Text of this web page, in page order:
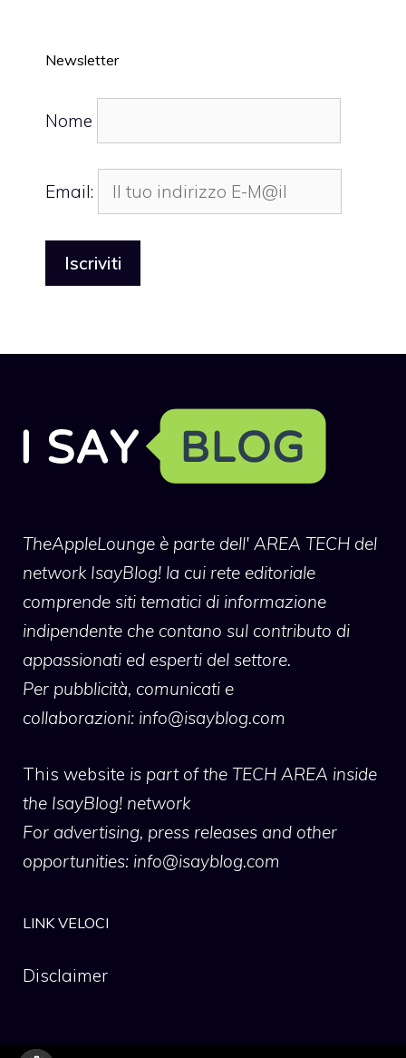
Newsletter
Nome
Email:
TheAppleLounge è parte dell' AREA TECH del
network IsayBlog! la cui rete editoriale
comprende siti tematici di informazione
indipendente che contano sul contributo di
appassionati ed esperti del settore.
Per pubblicità, comunicati e
collaborazioni: info@isayblog.com
This website is part of the TECH AREA inside
the IsayBlog! network
For advertising, press releases and other
opportunities: info@isayblog.com
LINK VELOCI
Disclaimer